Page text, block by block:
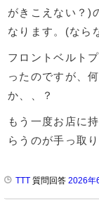
がきこえない？)
なります。(なら
フロントベルト
ったのですが、
か、、？
もう一度お店に
らうのが手っ取
TTT 質問回答 2026年